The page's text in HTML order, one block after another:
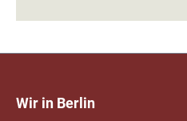
Wir in Berlin